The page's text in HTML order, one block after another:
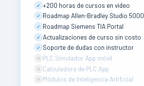
✓ +200 horas de cursos en video
✓ Roadmap Allen-Bradley Studio 5000
✓ Roadmap Siemens TIA Portal
✓ Actualizaciones de curso sin costo
✓ Soporte de dudas con instructor
✕ PLC Simulador App móvil
✕ Calculadora de PLC App
✕ Módulos de Inteligencia Artificial